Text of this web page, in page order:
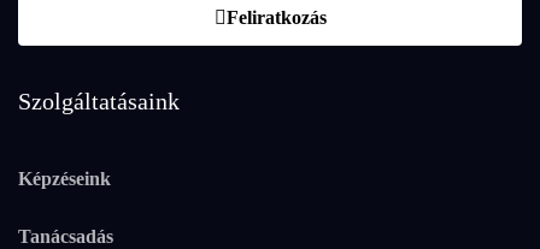
Feliratkozás
Szolgáltatásaink
Képzéseink
Tanácsadás